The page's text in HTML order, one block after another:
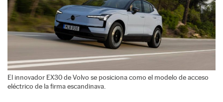
El innovador EX30 de Volvo se posiciona como el modelo de acceso
eléctrico de la firma escandinava.